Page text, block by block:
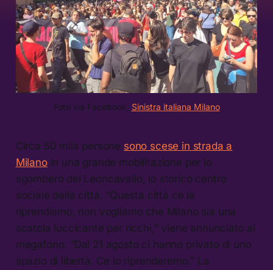
Foto via Facebook, Sinistra italiana Milano
Circa 50 mila persone sono scese in strada a
Milanoin una grande mobilitazione per lo
sgombero del Leoncavallo, lo storico centro
sociale della città. “Questa città ce la
riprendiamo, non vogliamo che Milano sia una
scatola luccicante per ricchi,” viene annunciato al
megafono. “Dal 21 agosto ci hanno privato di uno
spazio di libertà. Ce lo riprenderemo.” La